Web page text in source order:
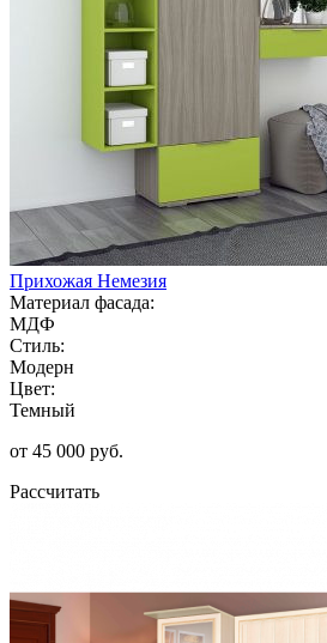
Прихожая Немезия
Материал фасада:
МДФ
Стиль:
Модерн
Цвет:
Темный
от 45 000 руб.
Рассчитать